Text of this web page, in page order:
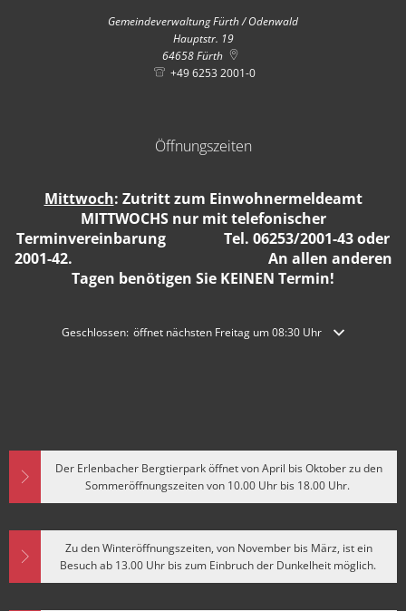
Gemeindeverwaltung Fürth / Odenwald
Hauptstr. 19
64658 Fürth
+49 6253 2001-0
Öffnungszeiten
Mittwoch: Zutritt zum Einwohnermeldeamt
MITTWOCHS nur mit telefonischer
Terminvereinbarung Tel. 06253/2001-43 oder
2001-42. An allen anderen
Tagen benötigen Sie KEINEN Termin!
Klicken, um weitere Öffnungs- oder Schließzeiten auszublenden
Geschlossen: öffnet nächsten Freitag um 08:30 Uhr
Der Erlenbacher Bergtierpark öffnet von April bis Oktober zu den
Sommeröffnungszeiten von 10.00 Uhr bis 18.00 Uhr.
Zu den Winteröffnungszeiten, von November bis März, ist ein
Besuch ab 13.00 Uhr bis zum Einbruch der Dunkelheit möglich.